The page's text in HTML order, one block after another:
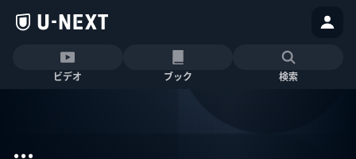
ビデオ ブック 検索
...